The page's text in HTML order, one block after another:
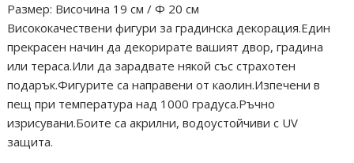
Размер: Височина 19 см / Ф 20 см
Висококачествени фигури за градинска декорация.Един
прекрасен начин да декорирате вашият двор, градина
или тераса.Или да зарадвате някой със страхотен
подарък.Фигурите са направени от каолин.Изпечени в
пещ при температура над 1000 градуса.Ръчно
изрисувани.Боите са акрилни, водоустойчиви с UV
защита.